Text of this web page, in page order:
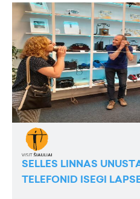
SELLES LINNAS
TELEFONID ISEGI